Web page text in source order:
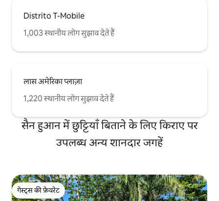
Distrito T-Mobile
1,003 स्थानीय लोग सुझाव देते हैं
लास अमेरिका प्लाज़ा
1,220 स्थानीय लोग सुझाव देते हैं
सैन हुआन में छुट्टियाँ बिताने के लिए किराए पर
उपलब्ध अन्य शानदार जगहें
गेस्ट्स की फ़ेवरेट
गेस्ट्स की फ़ेवरेट